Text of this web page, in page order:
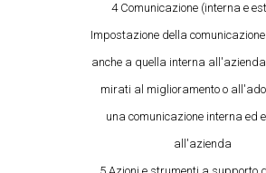
4 Comunicazione (interna e
Impostazione della
anche a quella interna
mirati al miglioramento o
una comunicazione interna ed
all'azienda